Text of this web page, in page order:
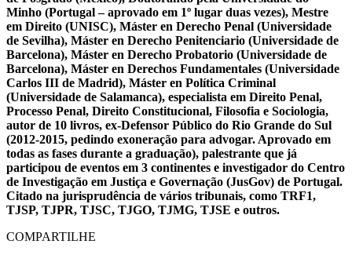
Minho (Portugal – aprovado em 1º lugar duas vezes), Mestre
em Direito (UNISC), Máster en Derecho Penal (Universidade
de Sevilha), Máster en Derecho Penitenciario (Universidade de
Barcelona), Máster en Derecho Probatorio (Universidade de
Barcelona), Máster en Derechos Fundamentales (Universidade
Carlos III de Madrid), Máster en Política Criminal
(Universidade de Salamanca), especialista em Direito Penal,
Processo Penal, Direito Constitucional, Filosofia e Sociologia,
autor de 10 livros, ex-Defensor Público do Rio Grande do Sul
(2012-2015, pedindo exoneração para advogar. Aprovado em
todas as fases durante a graduação), palestrante que já
participou de eventos em 3 continentes e investigador do Centro
de Investigação em Justiça e Governação (JusGov) de Portugal.
Citado na jurisprudência de vários tribunais, como TRF1,
TJSP, TJPR, TJSC, TJGO, TJMG, TJSE e outros.
COMPARTILHE